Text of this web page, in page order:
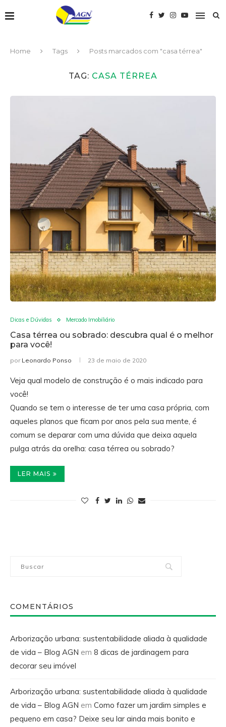
Home Tags Posts marcados com "casa térrea"
TAG: CASA TÉRREA
Dicas e Dúvidas Mercado Imobiliário
Casa térrea ou sobrado: descubra qual é o melhor
para você!
por Leonardo Ponso 23 de maio de 2020
Veja qual modelo de construção é o mais indicado para
você!
Quando se tem o interesse de ter uma casa própria, com
aqueles planos que ficam por anos pela sua mente, é
comum se deparar com uma dúvida que deixa aquela
pulga atrás da orelha: casa térrea ou sobrado?
LER MAIS
COMENTÁRIOS
Arborização urbana: sustentabilidade aliada à qualidade
de vida – Blog AGN em 8 dicas de jardinagem para
decorar seu imóvel
Arborização urbana: sustentabilidade aliada à qualidade
de vida – Blog AGN em Como fazer um jardim simples e
pequeno em casa? Deixe seu lar ainda mais bonito e